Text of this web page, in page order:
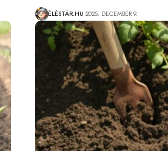
ÉLÉSTÁR.HU 2025. DECEMBER 9.